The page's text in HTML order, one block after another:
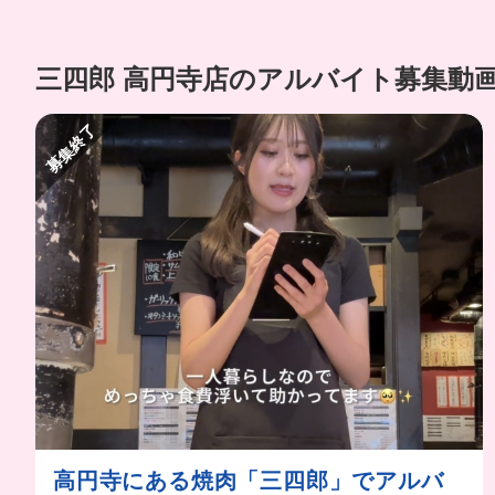
三四郎 高円寺店のアルバイト募集動
募集終了
高円寺にある焼肉「三四郎」でアルバ